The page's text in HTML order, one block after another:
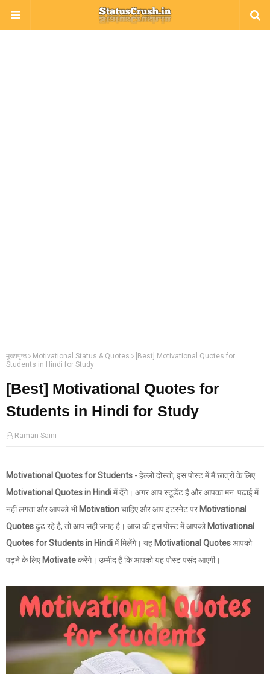
मुख्यपृष्ठ Motivational Status & Quotes
[Best] Motivational Quotes for
Students in Hindi for Study
[Best] Motivational Quotes for
Students in Hindi for Study
Raman Saini
Motivational Quotes for Students -हेल्लो दोस्तो, इस पोस्ट में मैं छात्रों के लिए
Motivational Quotes in Hindiमें देंगे। अगर आप स्टूडेंट है और आपका मन पढाई में
नहीं लगता और आपको भी Motivationचाहिए और आप इंटरनेट पर Motivational
Quotesढूंढ रहे है, तो आप सही जगह है। आज की इस पोस्ट में आपको Motivational
Quotes for Students in Hindiमें मिलेंगे। यह Motivational Quotesआपको
पढ़ने के लिए Motivateकरेंगे। उम्मीद है कि आपको यह पोस्ट पसंद आएगी।